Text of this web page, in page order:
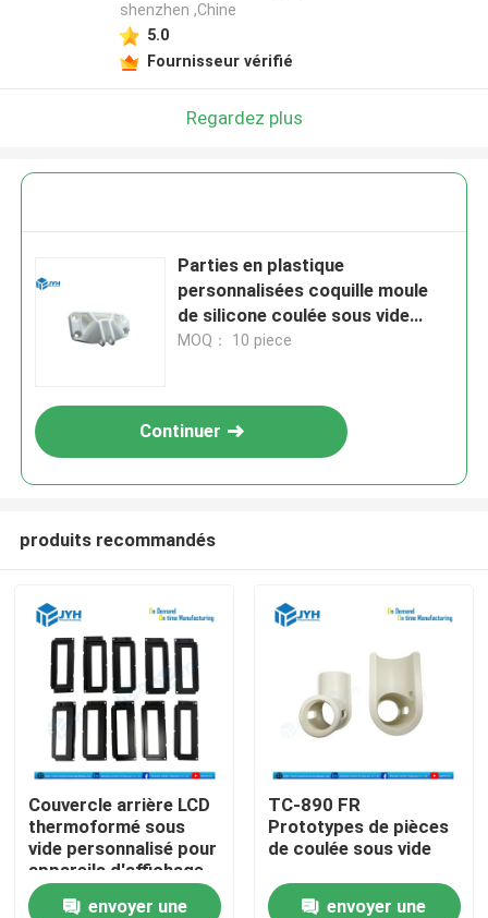
Maison
Services
shenzhen ,Chine
5.0
Fournisseur vérifié
Regardez plus
Parties en plastique
personnalisées coquille moule
de silicone coulée sous vide
prototypage rapide
MOQ： 10 piece
Continuer
produits recommandés
Couvercle arrière LCD
thermoformé sous
vide personnalisé pour
appareils d'affichage
électronique
envoyer une
TC-890 FR
Prototypes de pièces
de coulée sous vide
envoyer une